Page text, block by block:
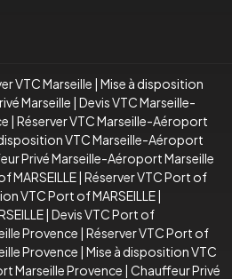
VTC Marseille | Mise à disposition
Marseille | Devis VTC Marseille-
| Réserver VTC Marseille-Aéroport
VTC Marseille-Aéroport
Privé Marseille-Aéroport Marseille
MARSEILLE| Réserver VTC Port of
VTC Port of MARSEILLE|
| Devis VTC Port of
Provence | Réserver VTC Port of
Provence | Mise à disposition VTC
Marseille Provence | Chauffeur Privé